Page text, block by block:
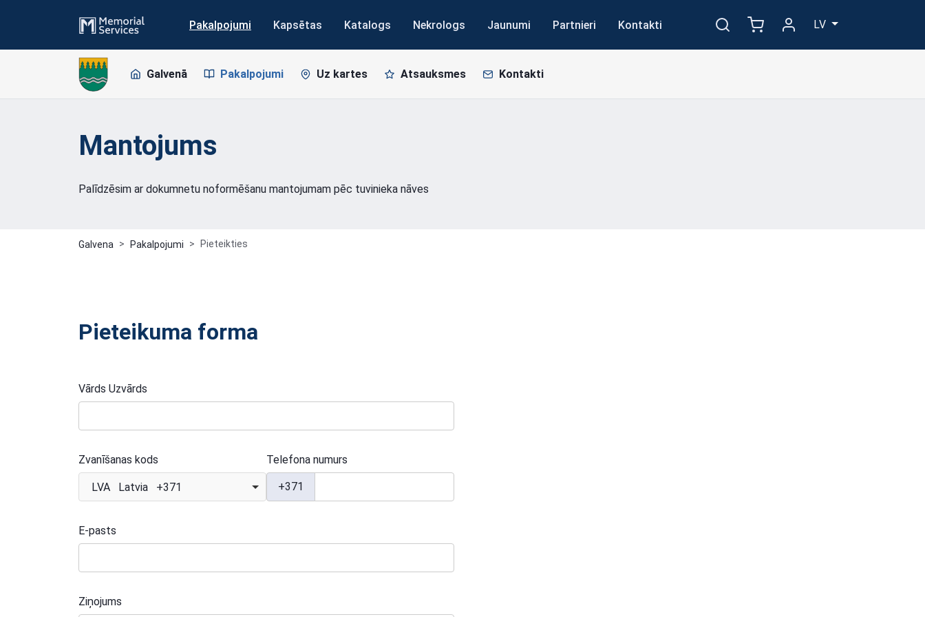
Pakalpojumi Kapsētas Katalogs Nekrologs Jaunumi Partnieri Kontakti LV
Galvenā Pakalpojumi Uz kartes Atsauksmes Kontakti
Mantojums
Palīdzēsim ar dokumnetu noformēšanu mantojumam pēc tuvinieka nāves
Galvena Pakalpojumi Pieteikties
Pieteikuma forma
Vārds Uzvārds
Zvanīšanas kods
LVA Latvia +371
Telefona numurs
+371
E-pasts
Ziņojums